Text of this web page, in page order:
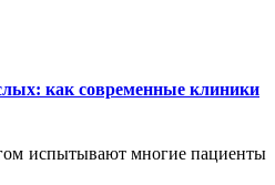
как современные клиники
испытывают многие пациенты